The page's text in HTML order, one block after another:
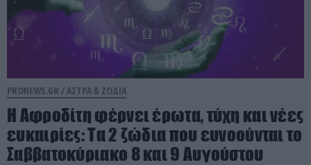
PRONEWS.GR / ΑΣΤΡΑ & ΖΩΔΙΑ
Η Αφροδίτη φέρνει έρωτα, τύχη και νέες
ευκαιρίες: Τα 2 ζώδια που ευνοούνται το
Σαββατοκύριακο 8 και 9 Αυγούστου